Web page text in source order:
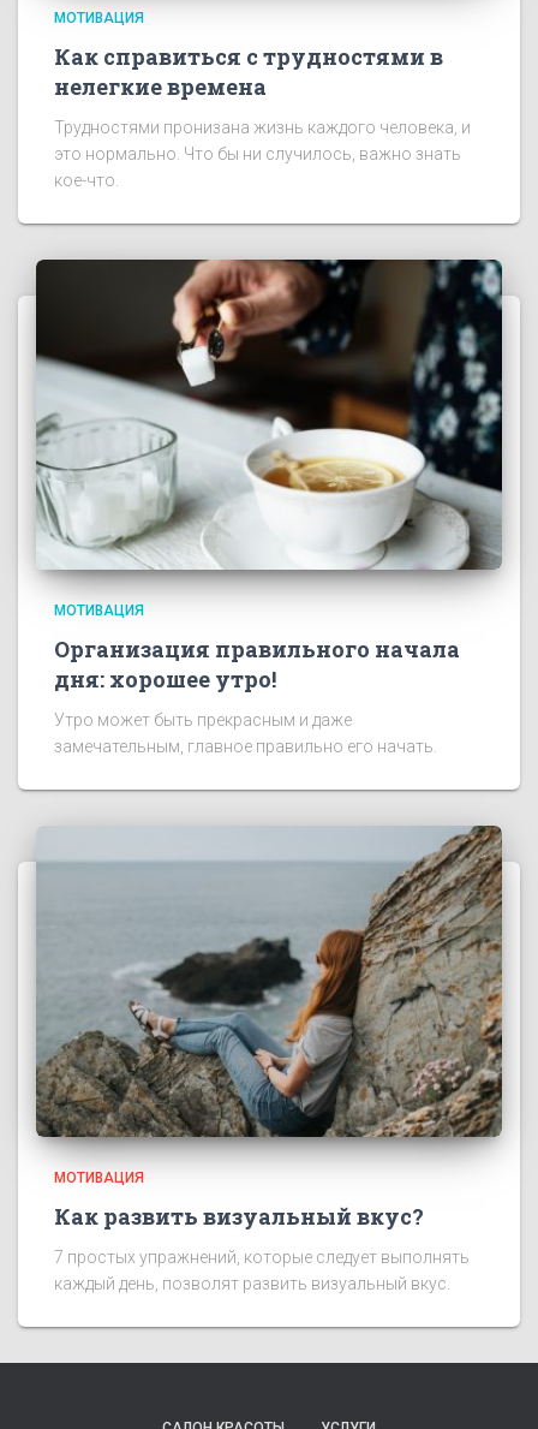
МОТИВАЦИЯ
Как справиться с трудностями в
нелегкие времена
Трудностями пронизана жизнь каждого человека, и
это нормально. Что бы ни случилось, важно знать
кое-что.
МОТИВАЦИЯ
Организация правильного начала
дня: хорошее утро!
Утро может быть прекрасным и даже
замечательным, главное правильно его начать.
МОТИВАЦИЯ
Как развить визуальный вкус?
7 простых упражнений, которые следует выполнять
каждый день, позволят развить визуальный вкус.